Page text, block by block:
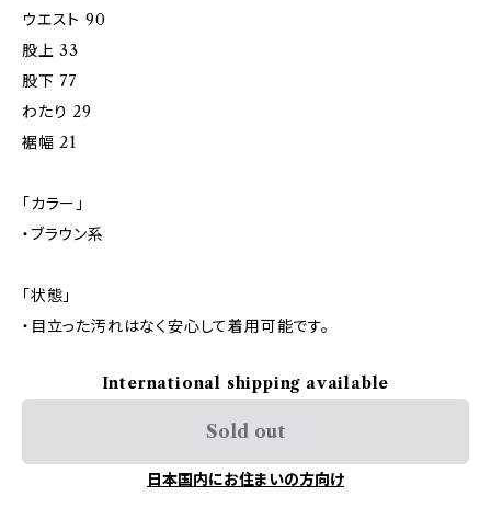
ウエスト 90
股上 33
股下 77
わたり 29
裾幅 21
「カラー」
・ブラウン系
「状態」
・目立った汚れはなく安心して着用可能です。
International shipping available
Sold out
日本国内にお住まいの方向け